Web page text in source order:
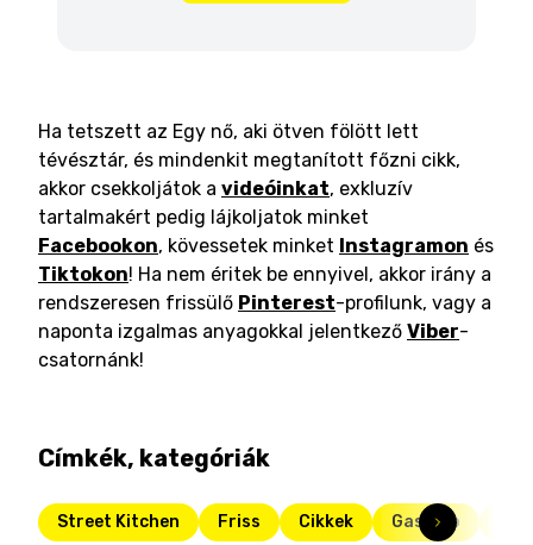
Ha tetszett az Egy nő, aki ötven fölött lett
tévésztár, és mindenkit megtanított főzni cikk,
akkor csekkoljátok a videóinkat, exkluzív
tartalmakért pedig lájkoljatok minket
Facebookon, kövessetek minket Instagramon és
Tiktokon! Ha nem éritek be ennyivel, akkor irány a
rendszeresen frissülő Pinterest-profilunk, vagy a
naponta izgalmas anyagokkal jelentkező Viber-
csatornánk!
Címkék, kategóriák
Street Kitchen Friss Cikkek Gasztro